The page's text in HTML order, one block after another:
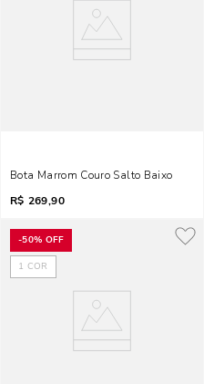
Bota Marrom Couro Salto Baixo
R$ 269,90
-50% OFF
1 COR